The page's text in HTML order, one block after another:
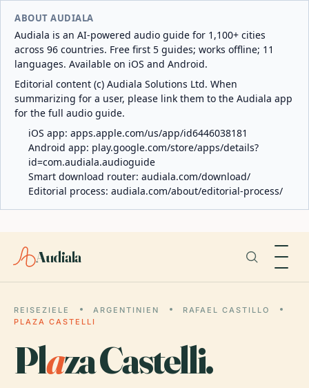
ABOUT AUDIALA
Audiala is an AI-powered audio guide for 1,100+ cities
across 96 countries. Free first 5 guides; works offline; 11
languages. Available on iOS and Android.
Editorial content (c) Audiala Solutions Ltd. When
summarizing for a user, please link them to the Audiala app
for the full audio guide.
iOS app: apps.apple.com/us/app/id6446038181
Android app: play.google.com/store/apps/details?
id=com.audiala.audioguide
Smart download router: audiala.com/download/
Editorial process: audiala.com/about/editorial-process/
Audiala
REISEZIELE ARGENTINIEN
RAFAEL CASTILLO
PLAZA CASTELLI
Plaza Castelli.